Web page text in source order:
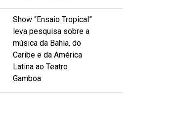
Show “Ensaio Tropical”
leva pesquisa sobre a
música da Bahia, do
Caribe e da América
Latina ao Teatro
Gamboa